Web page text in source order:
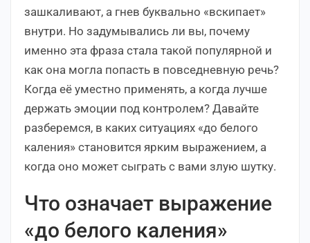
зашкаливают, а гнев буквально «вскипает»
внутри. Но задумывались ли вы, почему
именно эта фраза стала такой популярной и
как она могла попасть в повседневную речь?
Когда её уместно применять, а когда лучше
держать эмоции под контролем? Давайте
разберемся, в каких ситуациях «до белого
каления» становится ярким выражением, а
когда оно может сыграть с вами злую шутку.
Что означает выражение
«до белого каления»